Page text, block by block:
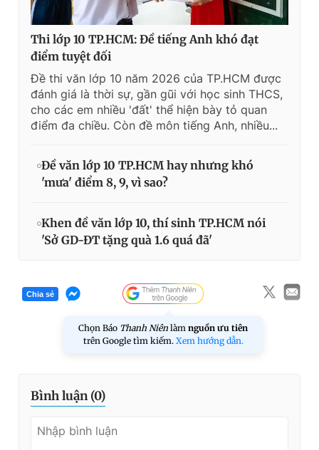
Thi lớp 10 TP.HCM: Đề tiếng Anh khó đạt
điểm tuyệt đối
Đề thi văn lớp 10 năm 2026 của TP.HCM được
đánh giá là thời sự, gần gũi với học sinh THCS,
cho các em nhiều 'đất' thể hiện bày tỏ quan
điểm đa chiều. Còn đề môn tiếng Anh, nhiều...
Đề văn lớp 10 TP.HCM hay nhưng khó
'mưa' điểm 8, 9, vì sao?
Khen đề văn lớp 10, thí sinh TP.HCM nói
'Sở GD-ĐT tặng quà 1.6 quá đã'
Chia sẻ
Chọn Báo Thanh Niên làm nguồn ưu tiên
trên Google tìm kiếm. Xem hướng dẫn.
Bình luận (0)